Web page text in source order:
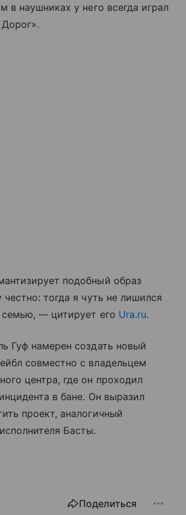
в наушниках у него всегда играл
подобный образ
тогда я чуть не лишился
семью, — цитирует его Ura.ru.
Гуф намерен создать новый
совместно с владельцем
центра, где он проходил
в бане. Он выразил
проект, аналогичный
Басты.
Поделиться